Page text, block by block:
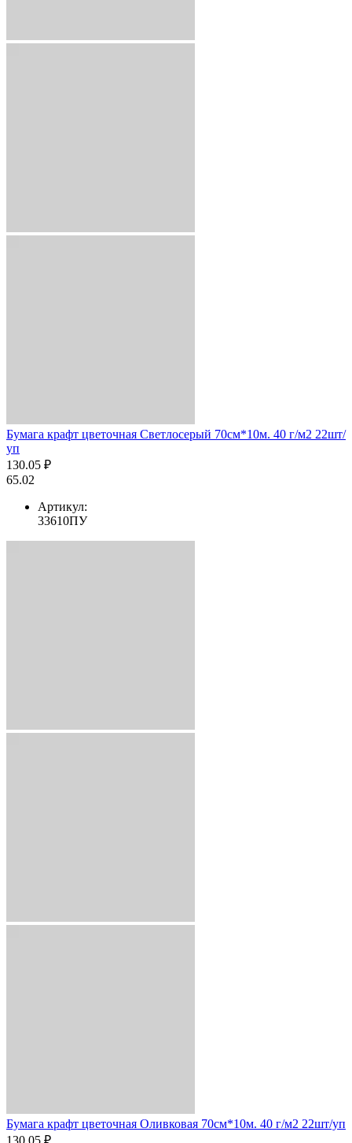
Бумага крафт цветочная Светлосерый 70см*10м. 40 г/м2 22шт/
уп
130.05 ₽
65.02
Артикул:
33610ПУ
Бумага крафт цветочная Оливковая 70см*10м. 40 г/м2 22шт/уп
130.05 ₽